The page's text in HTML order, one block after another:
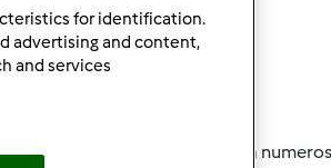
a tal,mas tenho uma familia
for identification.
advertising and content,
and services